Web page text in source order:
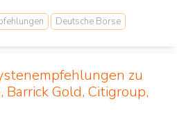
Deutsche Börse
zu
Barrick Gold, Citigroup,